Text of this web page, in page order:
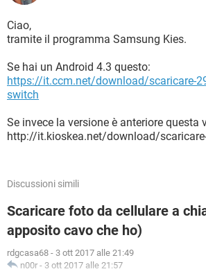
Ciao,
tramite il programma Samsung Kies.
Se hai un Android 4.3 questo:
https://it.ccm.net/download/scaricare-
switch
Se invece la versione è anteriore questa
http://it.kioskea.net/download/
Discussioni simili
Scaricare foto da cellulare a
apposito cavo che ho)
rdgcasa68 - 3 ott 2017 alle 21:49
n00r - 3 ott 2017 alle 21:57